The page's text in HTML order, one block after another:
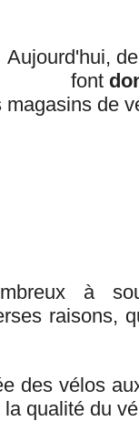
Aujourd'hui,
font
de
à
raisons,
des vélos
qualité du